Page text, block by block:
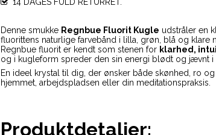
Denne smukke Regnbue Fluorit Kugle udstråler en
fluorittens naturlige farvebånd i lilla, grøn, blå og klare
Regnbue fluorit er kendt som stenen for klarhed,
og i kugleform spreder den sin energi blødt og jævnt i
En ideel krystal til dig, der ønsker både skønhed, ro
hjemmet, arbejdspladsen eller din meditationspraksis.
Produktdetaljer: